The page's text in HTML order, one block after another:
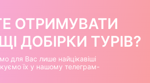
ОТРИМУВАТИ
ДОБІРКИ ТУРІВ?
для Вас лише найцікавіші
їх у нашому телеграм-